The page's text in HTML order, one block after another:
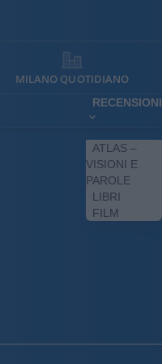
MILANO QUOTIDIANO
RECENSIONI
ATLAS –
VISIONI E
PAROLE
LIBRI
FILM